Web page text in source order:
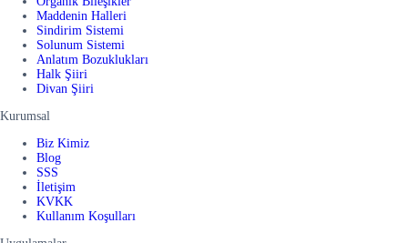
Maddenin Halleri
Sindirim Sistemi
Solunum Sistemi
Anlatım Bozuklukları
Halk Şiiri
Divan Şiiri
Kurumsal
Biz Kimiz
Blog
SSS
İletişim
KVKK
Kullanım Koşulları